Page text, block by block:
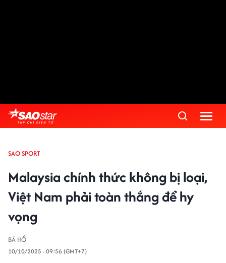
SAO SPORT
Malaysia chính thức không bị loại,
Việt Nam phải toàn thắng để hy
vọng
BÁ HỔ
10/10/2025 - 09:56 (GMT+7)